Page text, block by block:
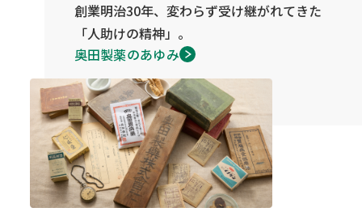
創業明治30年、変わらず受け継がれてきた
「人助けの精神」。
奥田製薬のあゆみ